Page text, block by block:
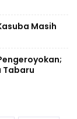
Masih
Tabaru